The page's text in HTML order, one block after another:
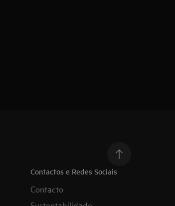
Contactos e Redes Sociais
Contacto